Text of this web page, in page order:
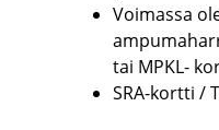
Voimassa
tai MPKL-
SRA-kortti /